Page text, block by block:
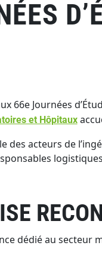
66e Journées
et Hôpitaux
des acteurs de
dédié au